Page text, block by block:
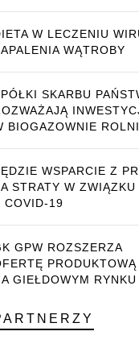
W LECZENIU
WĄTROBY
SKARBU
BIOGAZOWNIE
WSPARCIE Z
STRATY W ZWIĄZKU
COVID-19
GPW ROZSZERZA
PRODUKTOWĄ
GIEŁDOWYM